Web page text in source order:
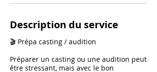
Description du service
🎬 Prépa casting / audition
Préparer un casting ou une audition peut
être stressant, mais avec le bon